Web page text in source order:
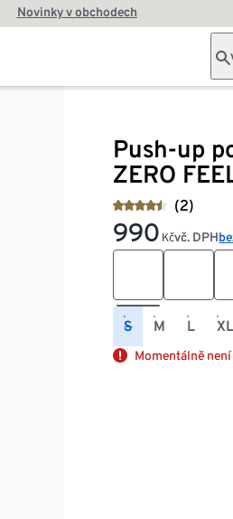
Novinky v obchodech
Push-up
ZERO
(2)
990 Kčvč. DPH
S M L XL
Momentálně